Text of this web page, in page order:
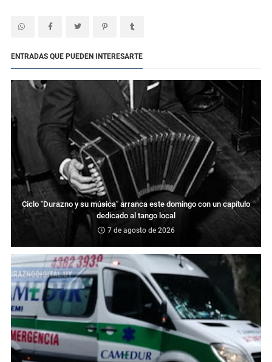
ENTRADAS QUE PUEDEN INTERESARTE
Ciclo "Durazno y su música" arranca este domingo con un capítulo
dedicado al tango local
7 de agosto de 2026